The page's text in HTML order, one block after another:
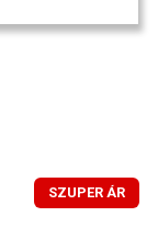
SZUPER ÁR